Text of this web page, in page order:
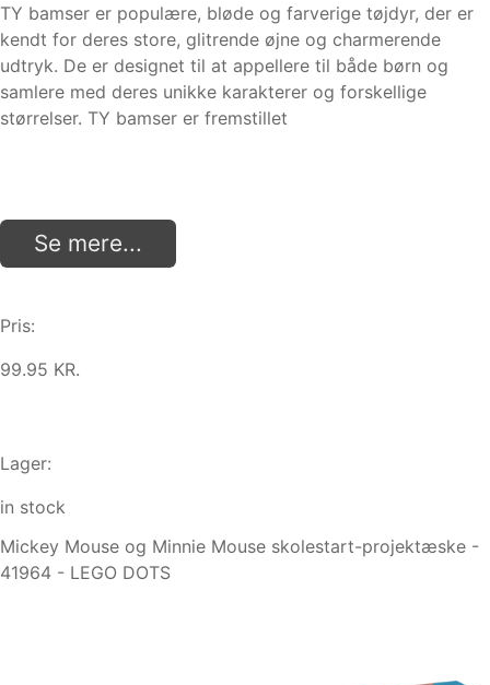
TY bamser er populære, bløde og farverige tøjdyr, der er
kendt for deres store, glitrende øjne og charmerende
udtryk. De er designet til at appellere til både børn og
samlere med deres unikke karakterer og forskellige
størrelser. TY bamser er fremstillet
Se mere...
Pris:
99.95 KR.
Lager:
in stock
Mickey Mouse og Minnie Mouse skolestart-projektæske -
41964 - LEGO DOTS